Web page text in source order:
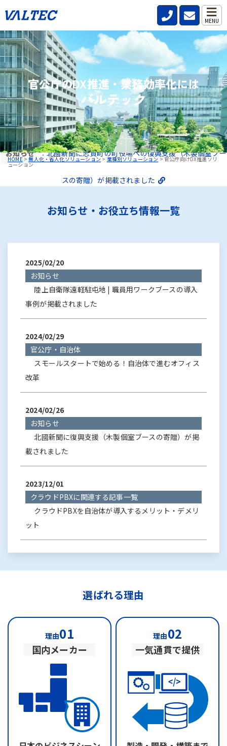
MENU
HOME>無人化・省人化ソリューション> 業種別ソリューション >官公庁向けDX推進ソリ
ューション
官公庁のDX推進・業務効率化には
バルテック
お知らせ ：北國新聞に志賀町の町役場への復興支援（木製個室ブー
スの寄贈）が掲載されました
お知らせ・お役立ち情報一覧
2025/02/20
お知らせ
陸上自衛隊遠軽駐屯地 | 職員用ワークブースの導入
事例が掲載されました
2024/02/29
官公庁・自治体
スモールスタートで始める！自治体で進むオフィス
改革
2024/02/26
お知らせ
北國新聞に復興支援（木製個室ブースの寄贈）が掲
載されました
2023/12/01
クラウドPBXに関連する記事一覧
クラウドPBXを自治体が導入するメリット・デメリ
ット
選ばれる理由
理由01
国内メーカー
理由02
一気通貫で提供